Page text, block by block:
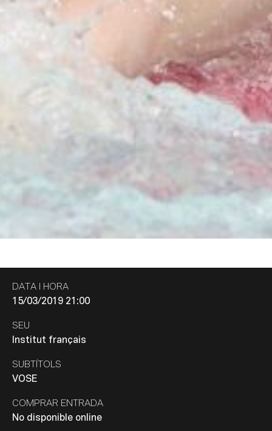
DATA I HORA
15/03/2019 21:00
SEU
Institut français
SUBTÍTOLS
VOSE
COMPRAR ENTRADA
No disponible online